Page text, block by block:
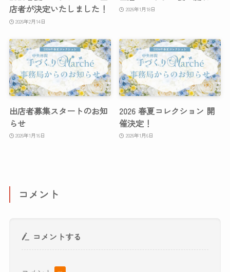
店者が決定いたしました！
2026年2月14日
2026年1月18日
出店者募集スタートのお知
らせ
2026年1月16日
2026 春夏コレクション 開
催決定！
2026年1月6日
コメント
コメントする